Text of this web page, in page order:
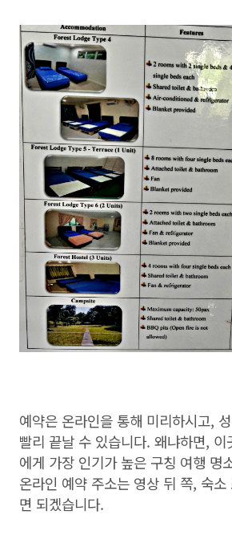
예약은 온라인을 통해 미리하시고,
빨리 끝날 수 있습니다. 왜냐하면,
에게 가장 인기가 높은 구칭 여행 명
온라인 예약 주소는 영상 뒤 쪽, 숙소
면 되겠습니다.